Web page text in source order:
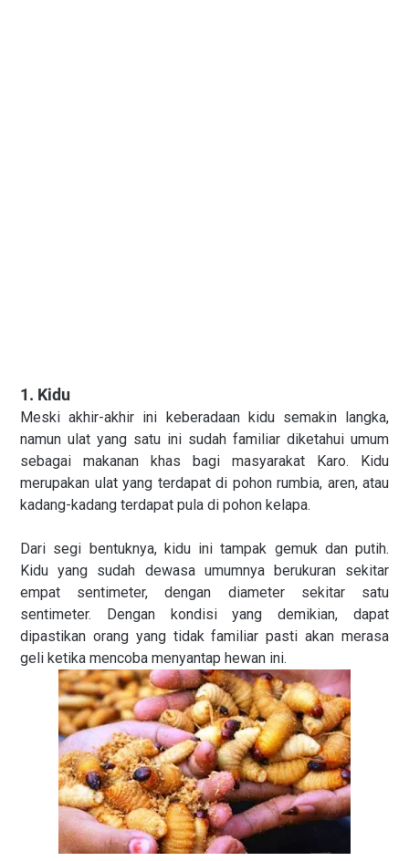
1. Kidu
Meski akhir-akhir ini keberadaan kidu semakin langka,
namun ulat yang satu ini sudah familiar diketahui umum
sebagai makanan khas bagi masyarakat Karo. Kidu
merupakan ulat yang terdapat di pohon rumbia, aren, atau
kadang-kadang terdapat pula di pohon kelapa.
Dari segi bentuknya, kidu ini tampak gemuk dan putih.
Kidu yang sudah dewasa umumnya berukuran sekitar
empat sentimeter, dengan diameter sekitar satu
sentimeter. Dengan kondisi yang demikian, dapat
dipastikan orang yang tidak familiar pasti akan merasa
geli ketika mencoba menyantap hewan ini.